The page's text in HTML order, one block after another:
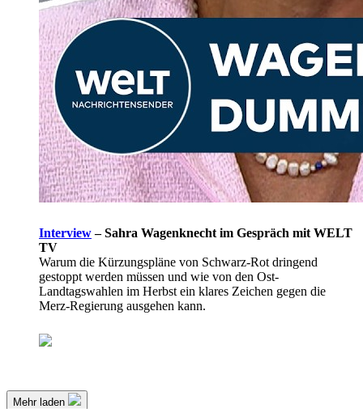
Interview– Sahra Wagenknecht im Gespräch mit WELT
TV
Warum die Kürzungspläne von Schwarz-Rot dringend
gestoppt werden müssen und wie von den Ost-
Landtagswahlen im Herbst ein klares Zeichen gegen die
Merz-Regierung ausgehen kann.
Mehr laden